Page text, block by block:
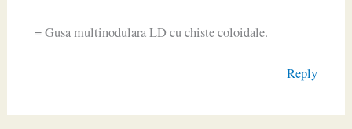
= Gusa multinodulara LD cu chiste coloidale.
Reply